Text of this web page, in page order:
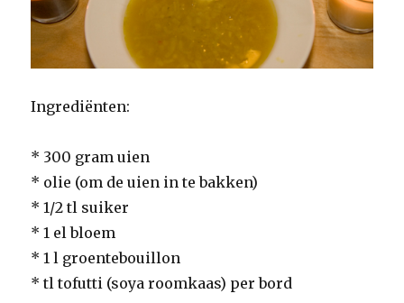
Ingrediënten:
* 300 gram uien
* olie (om de uien in te bakken)
* 1/2 tl suiker
* 1 el bloem
* 1 l groentebouillon
* tl tofutti (soya roomkaas) per bord